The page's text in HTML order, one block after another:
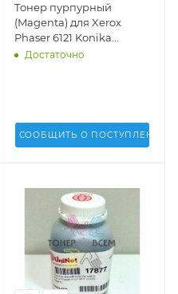
Тонер пурпурный
(Magenta) для Xerox
Phaser 6121 Konika
MC1600, 1680MFP (2.6k
Достаточно
СООБЩИТЬ О ПОСТУПЛЕНИИ